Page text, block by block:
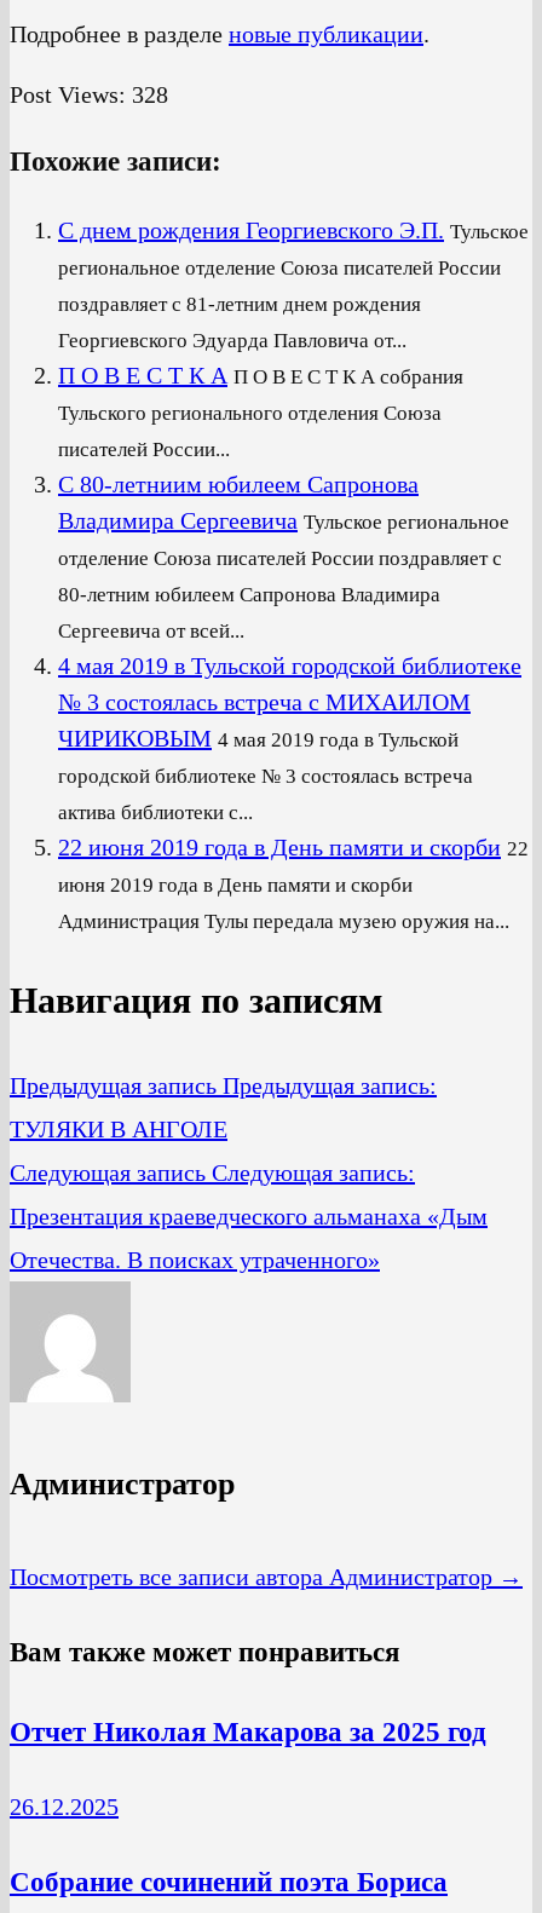
Подробнее в разделе новые публикации.
Post Views: 328
Похожие записи:
С днем рождения Георгиевского Э.П. Тульское
региональное отделение Союза писателей России
поздравляет с 81-летним днем рождения
Георгиевского Эдуарда Павловича от...
П О В Е С Т К А П О В Е С Т К А собрания
Тульского регионального отделения Союза
писателей России...
С 80-летниим юбилеем Сапронова
Владимира Сергеевича Тульское региональное
отделение Союза писателей России поздравляет с
80-летним юбилеем Сапронова Владимира
Сергеевича от всей...
4 мая 2019 в Тульской городской библиотеке
№ 3 состоялась встреча с МИХАИЛОМ
ЧИРИКОВЫМ 4 мая 2019 года в Тульской
городской библиотеке № 3 состоялась встреча
актива библиотеки с...
22 июня 2019 года в День памяти и скорби 22
июня 2019 года в День памяти и скорби
Администрация Тулы передала музею оружия на...
Навигация по записям
Предыдущая запись Предыдущая запись:
ТУЛЯКИ В АНГОЛЕ
Следующая запись Следующая запись:
Презентация краеведческого альманаха «Дым
Отечества. В поисках утраченного»
Администратор
Посмотреть все записи автора Администратор →
Вам также может понравиться
Отчет Николая Макарова за 2025 год
26.12.2025
Собрание сочинений поэта Бориса